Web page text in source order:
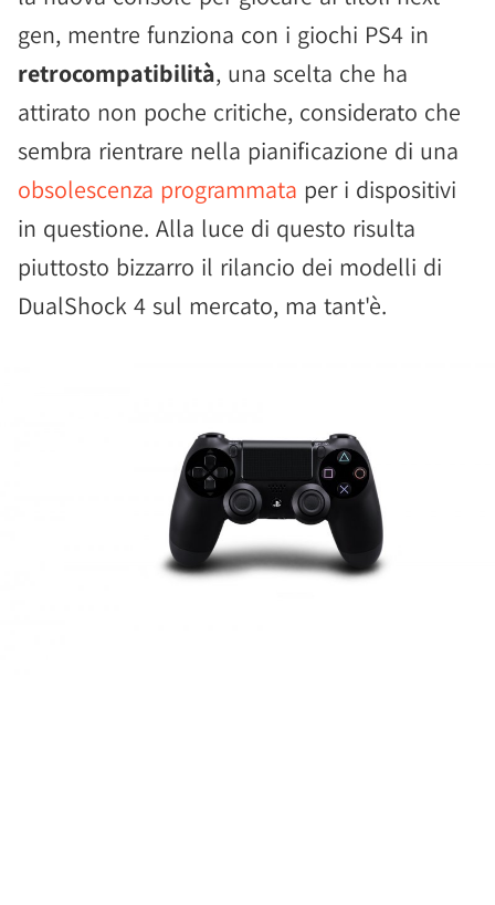
gen, mentre funziona con i giochi PS4 in
retrocompatibilità, una scelta che ha
attirato non poche critiche, considerato che
sembra rientrare nella pianificazione di una
obsolescenza programmata per i dispositivi
in questione. Alla luce di questo risulta
piuttosto bizzarro il rilancio dei modelli di
DualShock 4 sul mercato, ma tant'è.